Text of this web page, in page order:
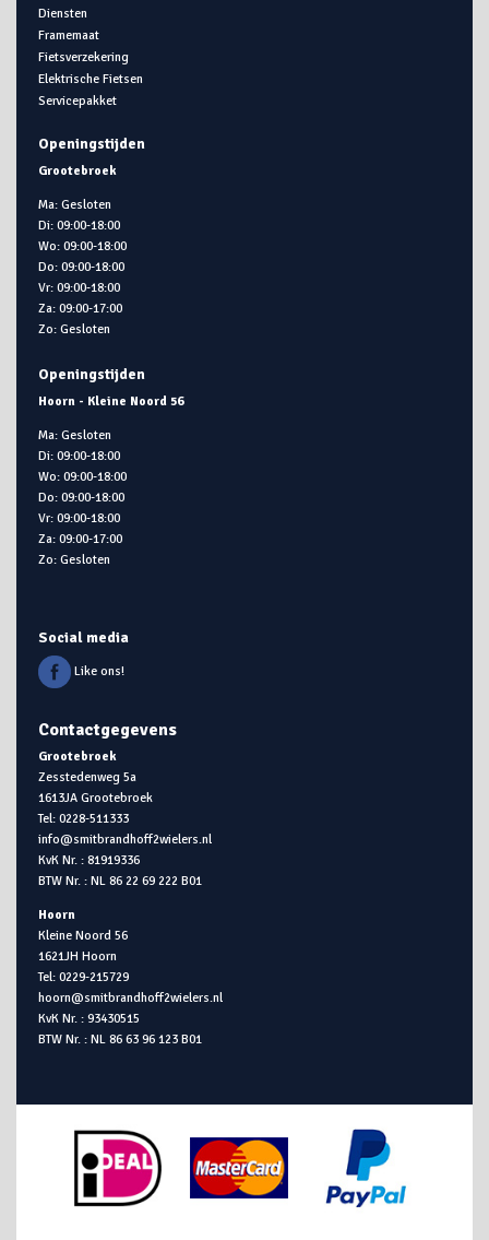
Diensten
Framemaat
Fietsverzekering
Elektrische Fietsen
Servicepakket
Openingstijden
Grootebroek
Ma: Gesloten
Di: 09:00-18:00
Wo: 09:00-18:00
Do: 09:00-18:00
Vr: 09:00-18:00
Za: 09:00-17:00
Zo: Gesloten
Openingstijden
Hoorn - Kleine Noord 56
Ma: Gesloten
Di: 09:00-18:00
Wo: 09:00-18:00
Do: 09:00-18:00
Vr: 09:00-18:00
Za: 09:00-17:00
Zo: Gesloten
Social media
Like ons!
Contactgegevens
Grootebroek
Zesstedenweg 5a
1613JA Grootebroek
Tel: 0228-511333
info@smitbrandhoff2wielers.nl
KvK Nr. : 81919336
BTW Nr. : NL 86 22 69 222 B01
Hoorn
Kleine Noord 56
1621JH Hoorn
Tel: 0229-215729
hoorn@smitbrandhoff2wielers.nl
KvK Nr. : 93430515
BTW Nr. : NL 86 63 96 123 B01